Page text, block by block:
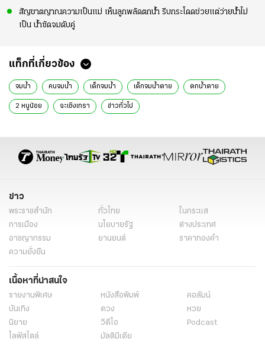
สัญชาตญาณความเป็นแม่ เห็นลูกพลัดตกน้ำ รีบกระโดดช่วยแต่ว่ายน้ำไม่
เป็น น้ำซัดจมดับคู่
แท็กที่เกี่ยวข้อง
จมน้ำ คนจมน้ำ เด็กจมน้ำ เด็กจมน้ำตาย ตกน้ำตาย
2 หนูน้อย ฉะเชิงเทรา ข่าวทั่วไป
ข่าว
พระราชสำนัก ทั่วไทย
ในกระแส
การเมือง
นโยบายรัฐ
ต่างประเทศ
อาชญากรรม
ยานยนต์
ราคาทองคำ
ความยั่งยืน
เนื้อหาที่น่าสนใจ
รายงานพิเศษ หนังสือพิมพ์
คอลัมน์
บันเทิง
ดวง
หวย
นิยาย
วิดีโอ
Podcast
ไลฟ์สไตล์
มัลติมีเดีย